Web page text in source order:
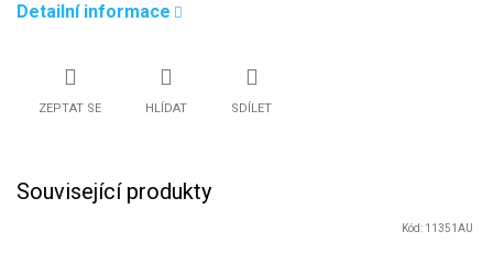
Detailní informace
ZEPTAT SE HLÍDAT SDÍLET
Související produkty
Kód: 11351AU